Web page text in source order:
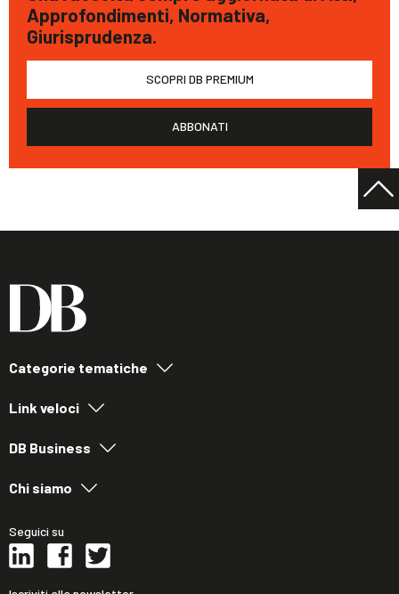
Approfondimenti, Normativa,
Giurisprudenza.
SCOPRI DB PREMIUM
ABBONATI
Categorie tematiche
Link veloci
DB Business
Chi siamo
Seguici su